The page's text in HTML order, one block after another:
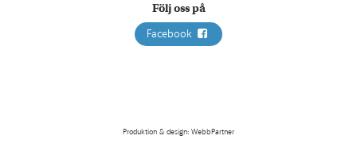
Följ oss på
Facebook
Produktion & design: WebbPartner